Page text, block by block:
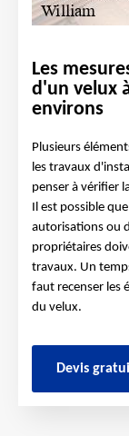
Les
d'un velux
environs
Plusieurs
les travaux
penser à vérifier
Il est possible
autorisations ou
propriétaires
travaux. Un
faut recenser les
du velux.
Devis